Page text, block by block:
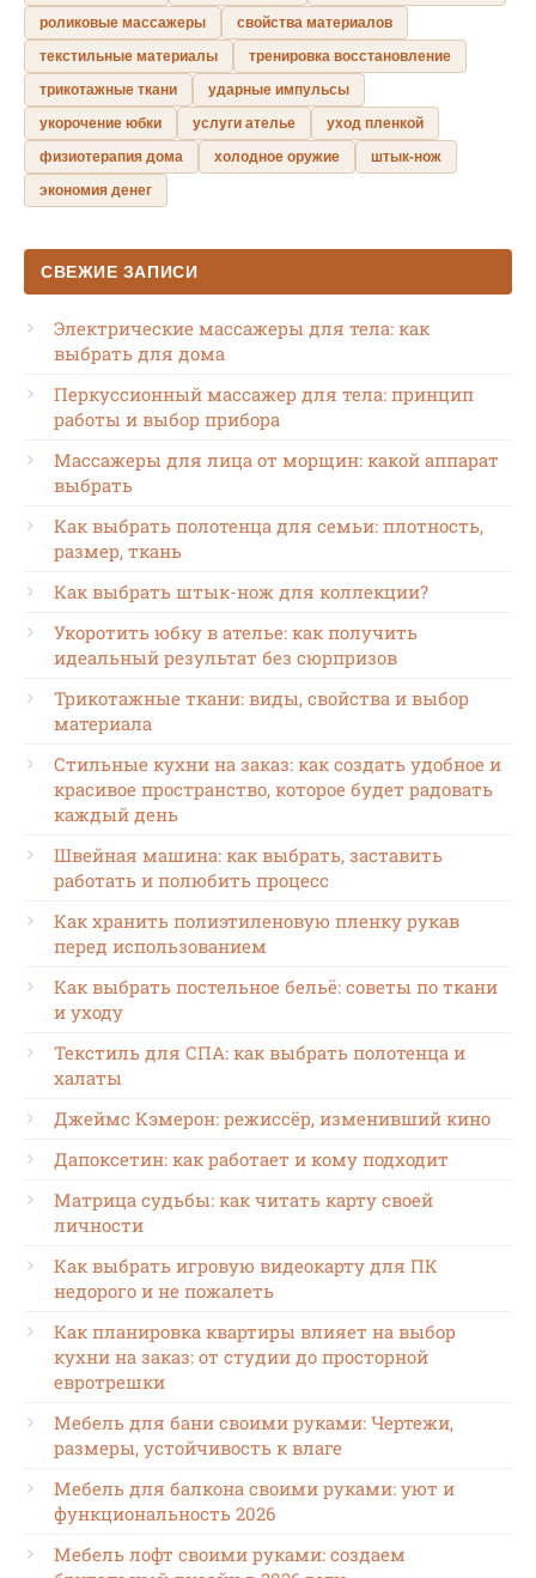
роликовые массажеры
свойства материалов
текстильные материалы
тренировка восстановление
трикотажные ткани
ударные импульсы
укорочение юбки
услуги ателье
уход пленкой
физиотерапия дома
холодное оружие
штык-нож
экономия денег
СВЕЖИЕ ЗАПИСИ
Электрические массажеры для тела: как
выбрать для дома
Перкуссионный массажер для тела: принцип
работы и выбор прибора
Массажеры для лица от морщин: какой аппарат
выбрать
Как выбрать полотенца для семьи: плотность,
размер, ткань
Как выбрать штык-нож для коллекции?
Укоротить юбку в ателье: как получить
идеальный результат без сюрпризов
Трикотажные ткани: виды, свойства и выбор
материала
Стильные кухни на заказ: как создать удобное и
красивое пространство, которое будет радовать
каждый день
Швейная машина: как выбрать, заставить
работать и полюбить процесс
Как хранить полиэтиленовую пленку рукав
перед использованием
Как выбрать постельное бельё: советы по ткани
и уходу
Текстиль для СПА: как выбрать полотенца и
халаты
Джеймс Кэмерон: режиссёр, изменивший кино
Дапоксетин: как работает и кому подходит
Матрица судьбы: как читать карту своей
личности
Как выбрать игровую видеокарту для ПК
недорого и не пожалеть
Как планировка квартиры влияет на выбор
кухни на заказ: от студии до просторной
евротрешки
Мебель для бани своими руками: Чертежи,
размеры, устойчивость к влаге
Мебель для балкона своими руками: уют и
функциональность 2026
Мебель лофт своими руками: создаем